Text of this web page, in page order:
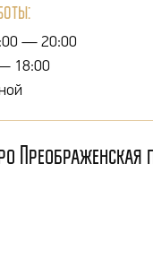
— 20:00
18:00